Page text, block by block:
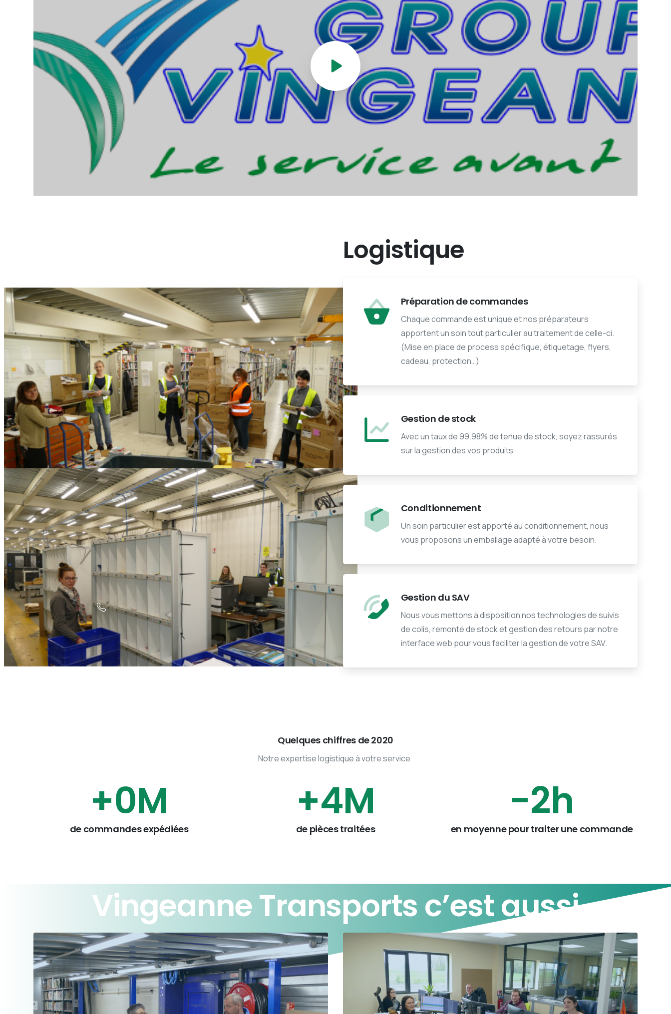
Nous contacter pour en savoir plus
Logistique
Préparation de commandes
Chaque commande est unique et nos préparateurs
apportent un soin tout particulier au traitement de celle-ci.
(Mise en place de process spécifique, étiquetage, flyers,
cadeau, protection…)
Gestion de stock
Avec un taux de 99.98% de tenue de stock, soyez rassurés
sur la gestion des vos produits
Conditionnement
Un soin particulier est apporté au conditionnement, nous
vous proposons un emballage adapté à votre besoin.
Gestion du SAV
Nous vous mettons à disposition nos technologies de suivis
de colis, remonté de stock et gestion des retours par notre
interface web pour vous faciliter la gestion de votre SAV.
Quelques chiffres de 2020
Notre expertise logistique à votre service
+1M
de commandes expédiées
+5M
de pièces traitées
-3h
en moyenne pour traiter une commande
VingeanneTransports c’estaussi